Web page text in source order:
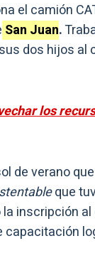
el camión
San Juan.
dos hijos al
los
de verano
que
inscripción
capacitación